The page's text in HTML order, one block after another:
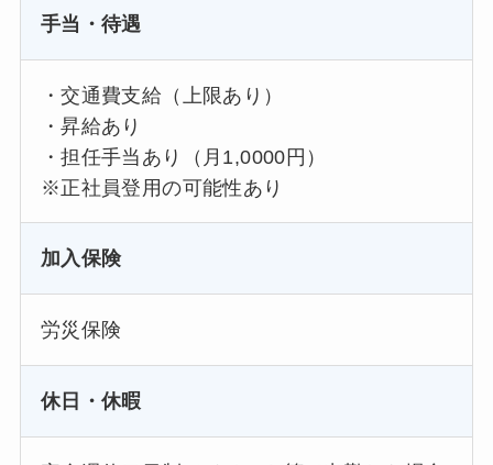
手当・待遇
・交通費支給（上限あり）
・昇給あり
・担任手当あり（月1,0000円）
※正社員登用の可能性あり
加入保険
労災保険
休日・休暇